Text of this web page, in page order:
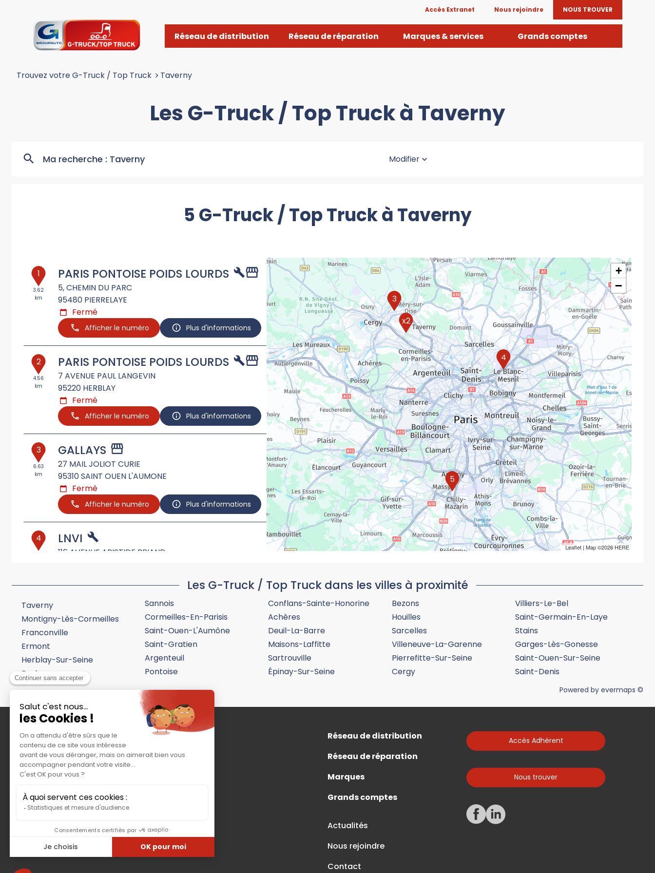
Accès Extranet Nous rejoindre NOUS TROUVER
Réseau de distribution Réseau de réparation Marques & services Grands comptes
Trouvez votre G-Truck / Top Truck > Taverny
Les G-Truck / Top Truck à Taverny
Ma recherche : Taverny Modifier
5 G-Truck / Top Truck à Taverny
1
3.62
km
PARIS PONTOISE POIDS LOURDS
5, CHEMIN DU PARC
95480 PIERRELAYE
Fermé
Afficher le numéro Plus d'informations
2
4.56
km
PARIS PONTOISE POIDS LOURDS
7 AVENUE PAUL LANGEVIN
95220 HERBLAY
Fermé
Afficher le numéro Plus d'informations
3
6.63
km
GALLAYS
27 MAIL JOLIOT CURIE
95310SAINT OUEN L'AUMONE
Fermé
Afficher le numéro Plus d'informations
4 LNVI
116 AVENUE ARISTIDE BRIAND
Plus d'informations
34.97
km
SAFO TRUCKS
7 RUE HELENE BOUCHER
Fermé
Afficher le numéro
5
4
3
x2
+
−
Leaflet| Map ©2026HERE
Les G-Truck / Top Truck dans les villes à proximité
Taverny
Montigny-Lès-Cormeilles
Franconville
Ermont
Herblay-Sur-Seine
Eaubonne
Sannois
Cormeilles-En-Parisis
Saint-Ouen-L'Aumône
Saint-Gratien
Argenteuil
Pontoise
Conflans-Sainte-Honorine
Achères
Deuil-La-Barre
Maisons-Laffitte
Sartrouville
Épinay-Sur-Seine
Bezons
Houilles
Sarcelles
Villeneuve-La-Garenne
Pierrefitte-Sur-Seine
Cergy
Villiers-Le-Bel
Saint-Germain-En-Laye
Stains
Garges-Lès-Gonesse
Saint-Ouen-Sur-Seine
Saint-Denis
Powered by evermaps ©
G-TRUCK / TOP TRUCK
92309 LEVALLOIS PERRET
Réseau de distribution
Réseau de réparation
Marques
Grands comptes
Actualités
Nous rejoindre
Contact
Accès Adhérent
Nous trouver